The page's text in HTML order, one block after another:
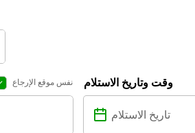
نفس موقع الإرجاع وقت وتاريخ الاستلام